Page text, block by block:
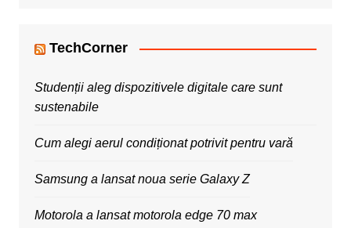
TechCorner
Studenții aleg dispozitivele digitale care sunt
sustenabile
Cum alegi aerul condiționat potrivit pentru vară
Samsung a lansat noua serie Galaxy Z
Motorola a lansat motorola edge 70 max